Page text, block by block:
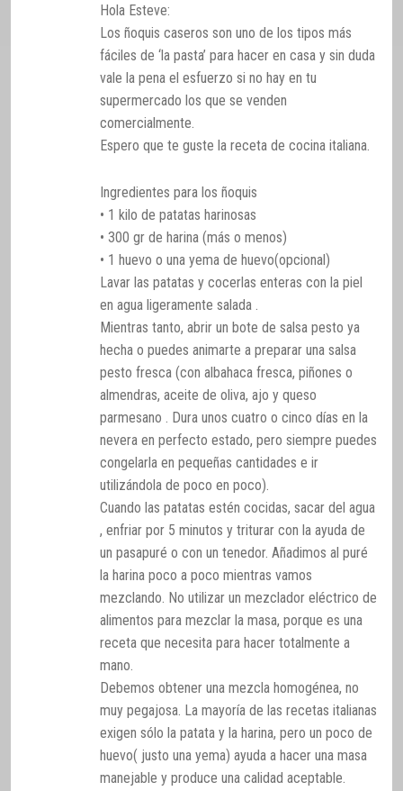
Hola Esteve:
Los ñoquis caseros son uno de los tipos más
fáciles de ‘la pasta’ para hacer en casa y sin duda
vale la pena el esfuerzo si no hay en tu
supermercado los que se venden
comercialmente.
Espero que te guste la receta de cocina italiana.
Ingredientes para los ñoquis
• 1 kilo de patatas harinosas
• 300 gr de harina (más o menos)
• 1 huevo o una yema de huevo(opcional)
Lavar las patatas y cocerlas enteras con la piel
en agua ligeramente salada .
Mientras tanto, abrir un bote de salsa pesto ya
hecha o puedes animarte a preparar una salsa
pesto fresca (con albahaca fresca, piñones o
almendras, aceite de oliva, ajo y queso
parmesano . Dura unos cuatro o cinco días en la
nevera en perfecto estado, pero siempre puedes
congelarla en pequeñas cantidades e ir
utilizándola de poco en poco).
Cuando las patatas estén cocidas, sacar del agua
, enfriar por 5 minutos y triturar con la ayuda de
un pasapuré o con un tenedor. Añadimos al puré
la harina poco a poco mientras vamos
mezclando. No utilizar un mezclador eléctrico de
alimentos para mezclar la masa, porque es una
receta que necesita para hacer totalmente a
mano.
Debemos obtener una mezcla homogénea, no
muy pegajosa. La mayoría de las recetas italianas
exigen sólo la patata y la harina, pero un poco de
huevo( justo una yema) ayuda a hacer una masa
manejable y produce una calidad aceptable.